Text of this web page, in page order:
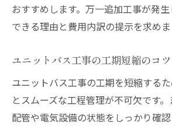
おすすめします。万一追加工事が発
できる理由と費用内訳の提示を求めま
ユニットバス工事の工期短縮のコツ
ユニットバス工事の工期を短縮する
とスムーズな工程管理が不可欠です
配管や電気設備の状態をしっかり確